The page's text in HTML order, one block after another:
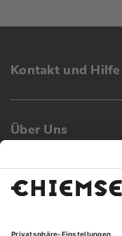
Kontakt und Hilfe
Über Uns
Family